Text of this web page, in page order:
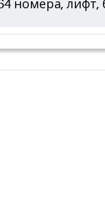
номера, лифт,